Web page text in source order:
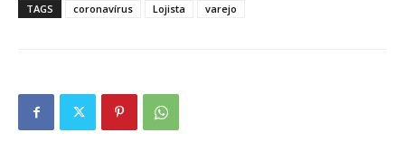
TAGS coronavírus Lojista varejo